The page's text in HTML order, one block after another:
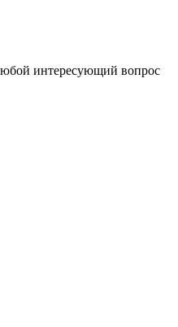
интересующий вопрос